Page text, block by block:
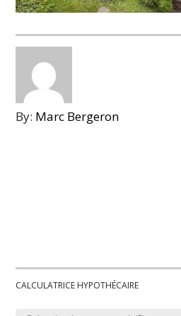
By: Marc Bergeron
CALCULATRICE HYPOTHÉCAIRE